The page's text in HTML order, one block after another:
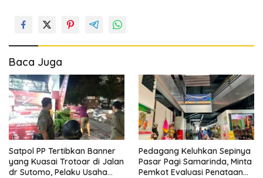
Baca Juga
Satpol PP Tertibkan Banner
yang Kuasai Trotoar di Jalan
dr Sutomo, Pelaku Usaha
Pedagang Keluhkan Sepinya
Pasar Pagi Samarinda, Minta
Pemkot Evaluasi Penataan